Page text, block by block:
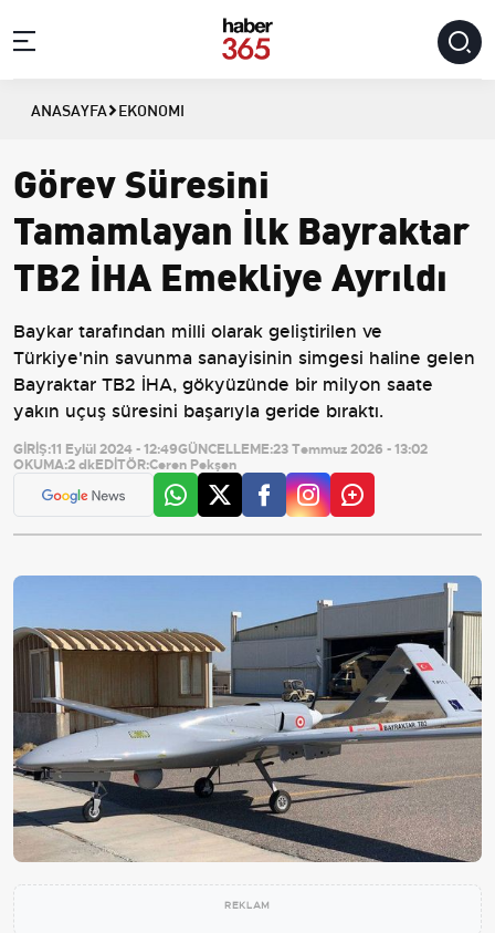
ANASAYFA EKONOMI
Görev Süresini
Tamamlayan İlk Bayraktar
TB2 İHA Emekliye Ayrıldı
Baykar tarafından milli olarak geliştirilen ve
Türkiye'nin savunma sanayisinin simgesi haline gelen
Bayraktar TB2 İHA, gökyüzünde bir milyon saate
yakın uçuş süresini başarıyla geride bıraktı.
GİRİŞ:11 Eylül 2024 - 12:49GÜNCELLEME:23 Temmuz 2026 - 13:02
OKUMA:2 dkEDİTÖR:Ceren Pekşen
REKLAM